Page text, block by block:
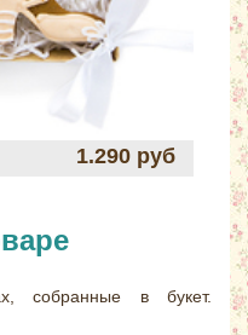
1.290 руб
собранные в букет.